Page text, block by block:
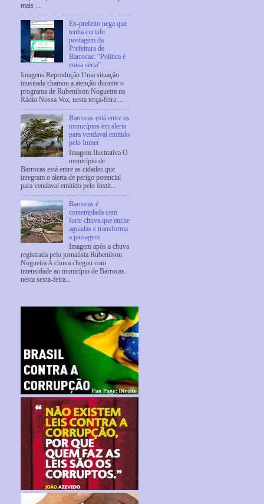
mais ...
Ex-prefeito nega que
tenha curtido
postagem da
Prefeitura de
Barrocas: “Política é
coisa séria”
Imagens Reprodução Uma situação
inusitada chamou a atenção durante o
programa de Rubenilson Nogueira na
Rádio Nossa Voz, nesta terça-feira ...
Barrocas está entre os
municípios em alerta
para vendaval emitido
pelo Inmet
Imagem Ilustrativa O
município de
Barrocas está entre as cidades que
integram o alerta de perigo potencial
para vendaval emitido pelo Instit...
Barrocas é
contemplada com
forte chuva que enche
aguadas e transforma
a paisagem
Imagem após a chuva
registrada pelo jornalista Rubenilson
Nogueira A chuva chegou com
intensidade ao município de Barrocas
nesta sexta-feira...